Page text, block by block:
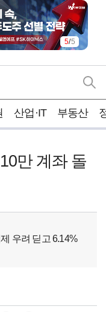
5/5
산업·IT 부동산
만 계좌 돌
우려 딛고 6.14%